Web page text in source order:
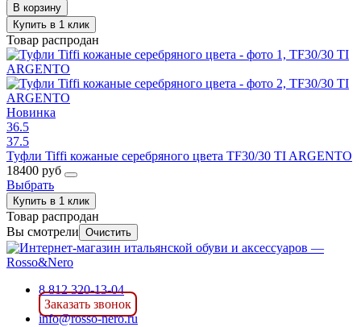
В корзину
Купить в 1 клик
Товар распродан
Новинка
36.5
37.5
Туфли Tiffi кожаные серебряного цвета TF30/30 TI ARGENTO
18400 руб
Выбрать
Купить в 1 клик
Товар распродан
Вы смотрели Очистить
8 812 320-13-04
Заказать звонок
info@rosso-nero.ru